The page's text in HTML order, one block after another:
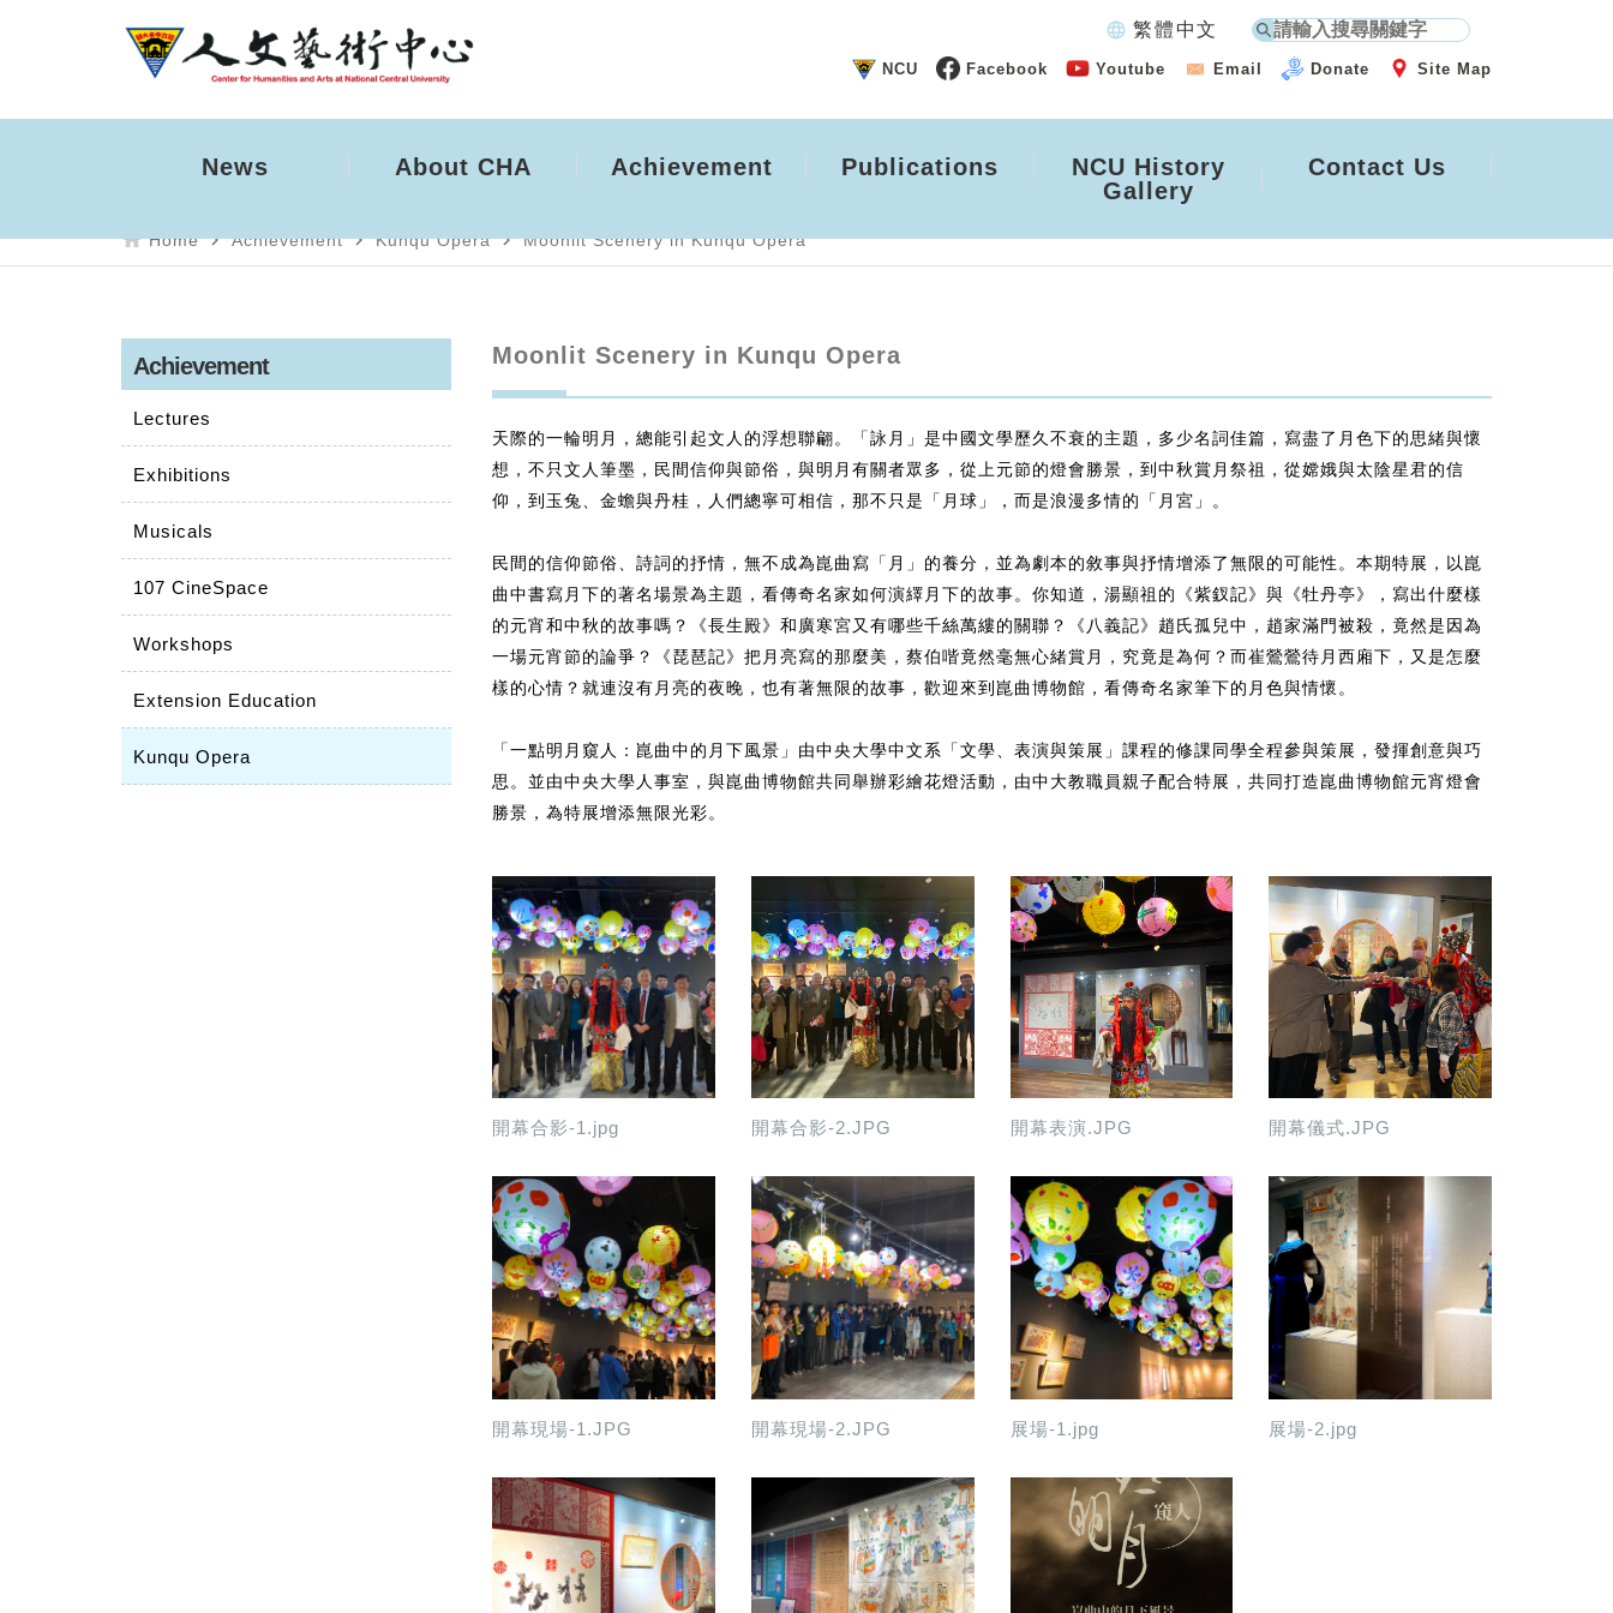
language 繁體中文
NCU Facebook Youtube Email Donate Site Map
News About CHA Achievement Publications
NCU History
Gallery
Contact Us
home Home navigate_next Achievement navigate_next Kunqu Opera navigate_next Moonlit Scenery in Kunqu Opera
Achievement
Lectures
Exhibitions
Musicals
107 CineSpace
Workshops
Extension Education
Kunqu Opera
Moonlit Scenery in Kunqu Opera
天際的一輪明月，總能引起文人的浮想聯翩。「詠月」是中國文學歷久不衰的主題，多少名詞佳篇，寫盡了月色下的思緒與懷
想，不只文人筆墨，民間信仰與節俗，與明月有關者眾多，從上元節的燈會勝景，到中秋賞月祭祖，從嫦娥與太陰星君的信
仰，到玉兔、金蟾與丹桂，人們總寧可相信，那不只是「月球」，而是浪漫多情的「月宮」。
民間的信仰節俗、詩詞的抒情，無不成為崑曲寫「月」的養分，並為劇本的敘事與抒情增添了無限的可能性。本期特展，以崑
曲中書寫月下的著名場景為主題，看傳奇名家如何演繹月下的故事。你知道，湯顯祖的《紫釵記》與《牡丹亭》，寫出什麼樣
的元宵和中秋的故事嗎？《長生殿》和廣寒宮又有哪些千絲萬縷的關聯？《八義記》趙氏孤兒中，趙家滿門被殺，竟然是因為
一場元宵節的論爭？《琵琶記》把月亮寫的那麼美，蔡伯喈竟然毫無心緒賞月，究竟是為何？而崔鶯鶯待月西廂下，又是怎麼
樣的心情？就連沒有月亮的夜晚，也有著無限的故事，歡迎來到崑曲博物館，看傳奇名家筆下的月色與情懷。
「一點明月窺人：崑曲中的月下風景」由中央大學中文系「文學、表演與策展」課程的修課同學全程參與策展，發揮創意與巧
思。並由中央大學人事室，與崑曲博物館共同舉辦彩繪花燈活動，由中大教職員親子配合特展，共同打造崑曲博物館元宵燈會
勝景，為特展增添無限光彩。
開幕合影-1.jpg 開幕合影-2.JPG 開幕表演.JPG 開幕儀式.JPG
開幕現場-1.JPG 開幕現場-2.JPG 展場-1.jpg 展場-2.jpg